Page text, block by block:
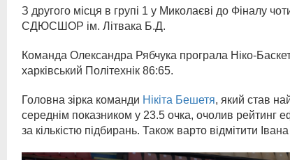
З другого місця в групі 1 у Миколаєві до Фіналу
СДЮСШОР ім. Літвака Б.Д.
Команда Олександра Рябчука програла Ніко-
харківський Політехнік 86:65.
Головна зірка команди Нікіта Бешетя, який став
середнім показником у 23.5 очка, очолив рейтинг
за кількістю підбирань. Також варто відмітити